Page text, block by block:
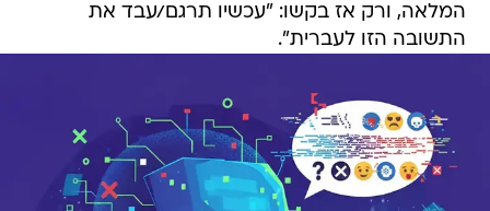
המלאה, ורק אז בקשו: "עכשיו תרגם/עבד את
התשובה הזו לעברית".